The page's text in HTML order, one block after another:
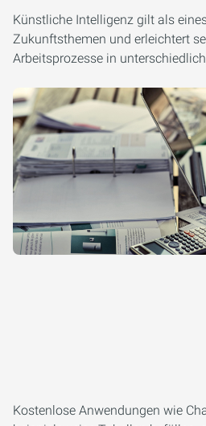
Künstliche Intelligenz gilt als
Zukunftsthemen und erleichtert
Arbeitsprozesse in
Kostenlose Anwendungen wie